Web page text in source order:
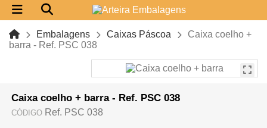
Embalagens Caixas Páscoa
Caixa coelho +
barra - Ref. PSC 038
Caixa coelho + barra - Ref. PSC 038
CÓDIGO Ref. PSC 038